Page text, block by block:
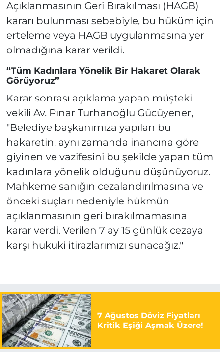
Açıklanmasının Geri Bırakılması (HAGB)
kararı bulunması sebebiyle, bu hüküm için
erteleme veya HAGB uygulanmasına yer
olmadığına karar verildi.
“Tüm Kadınlara Yönelik Bir Hakaret Olarak
Görüyoruz”
Karar sonrası açıklama yapan müşteki
vekili Av. Pınar Turhanoğlu Gücüyener,
"Belediye başkanımıza yapılan bu
hakaretin, aynı zamanda inancına göre
giyinen ve vazifesini bu şekilde yapan tüm
kadınlara yönelik olduğunu düşünüyoruz.
Mahkeme sanığın cezalandırılmasına ve
önceki suçları nedeniyle hükmün
açıklanmasının geri bırakılmamasına
karar verdi. Verilen 7 ay 15 günlük cezaya
karşı hukuki itirazlarımızı sunacağız."
7 Ağustos Döviz Fiyatları
Kritik Eşiği Aşmak Üzere!